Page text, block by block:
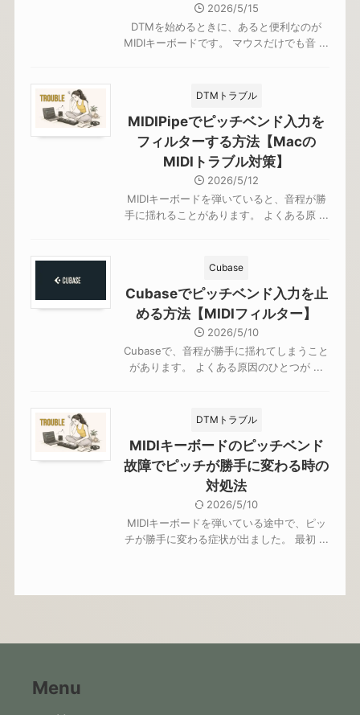
2026/5/15
DTMを始めるときに、あると便利なのが
MIDIキーボードです。 マウスだけでも音 ...
DTMトラブル
MIDIPipeでピッチベンド入力を
フィルターする方法【Macの
MIDIトラブル対策】
2026/5/12
MIDIキーボードを弾いていると、音程が勝
手に揺れることがあります。 よくある原 ...
Cubase
Cubaseでピッチベンド入力を止
める方法【MIDIフィルター】
2026/5/10
Cubaseで、音程が勝手に揺れてしまうこと
があります。 よくある原因のひとつが ...
DTMトラブル
MIDIキーボードのピッチベンド
故障でピッチが勝手に変わる時の
対処法
2026/5/10
MIDIキーボードを弾いている途中で、ピッ
チが勝手に変わる症状が出ました。 最初 ...
Menu